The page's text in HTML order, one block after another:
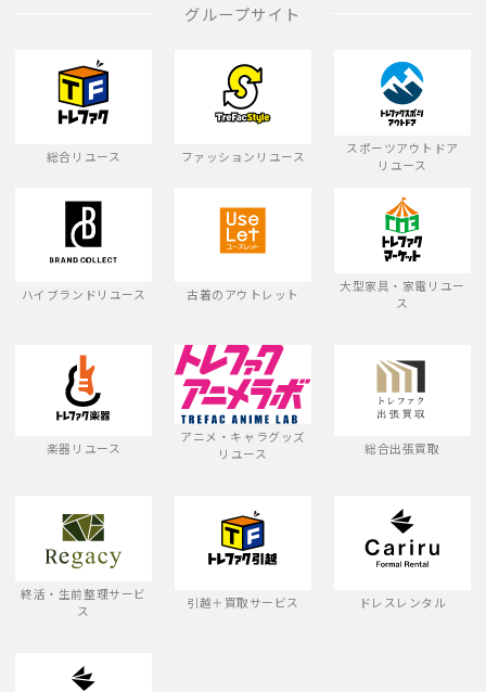
グループサイト
総合リユース ファッションリユース
スポーツアウトドア
リユース
ハイブランドリユース 古着のアウトレット
大型家具・家電リユー
ス
楽器リユース
アニメ・キャラグッズ
リユース
総合出張買取
終活・生前整理サービ
ス
引越＋買取サービス ドレスレンタル